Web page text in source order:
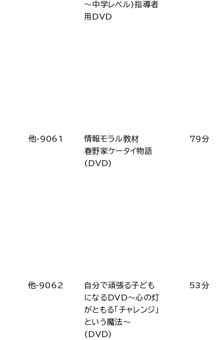
～中学レベル)指導者
用DVD
他-9061
情報モラル教材
春野家ケータイ物語
(DVD)
79分
他-9062
自分で頑張る子ども
になるDVD～心の灯
がともる「チャレンジ」
という魔法～
(DVD)
53分